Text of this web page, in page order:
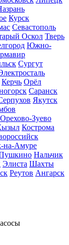
Курск
Севастополь
Оскол Тверь
Южно-
Сургут
Керчь Орёл
Саранск
Якутск
Орехово-Зуево
Кострома
на-Амуре
Нальчик
Элиста Шахты
Реутов Ангарск